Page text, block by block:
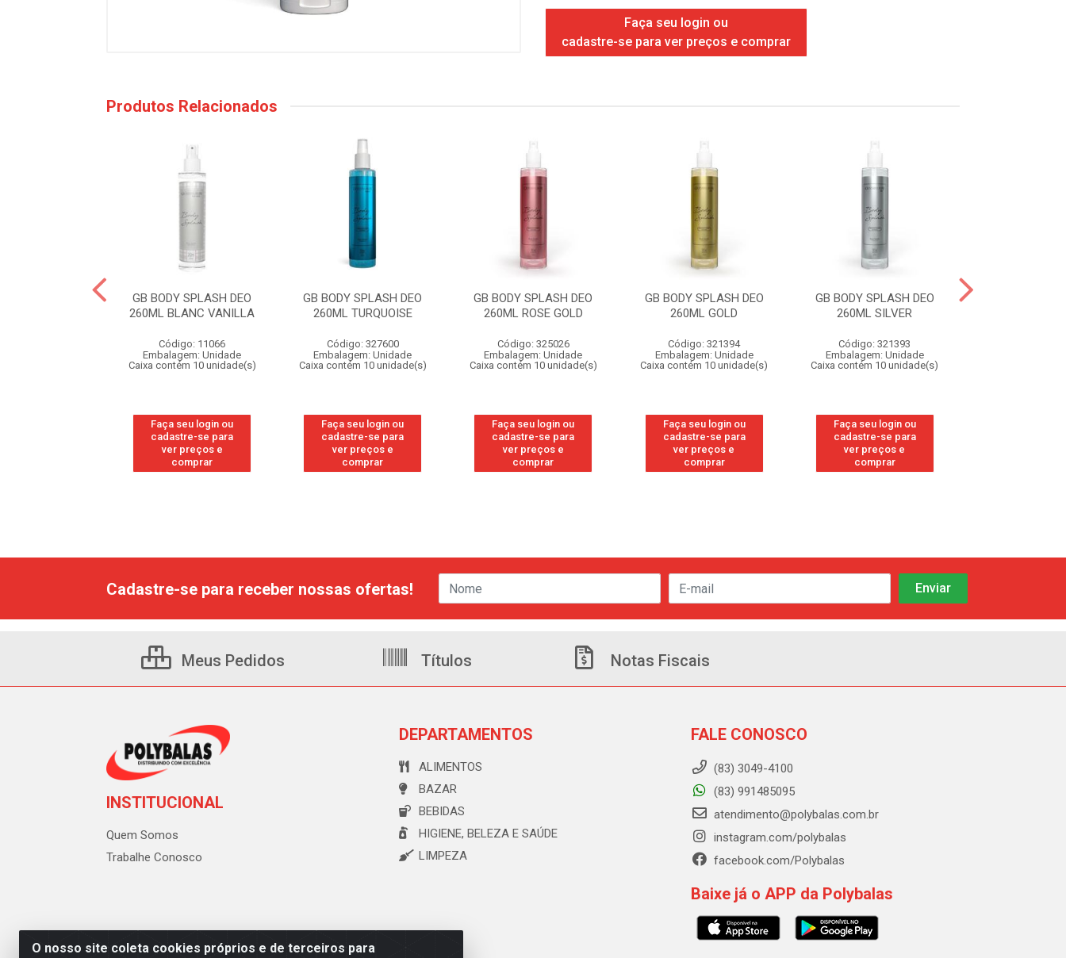
Faça seu login ou
cadastre-se para ver preços e comprar
Produtos Relacionados
GB BODY SPLASH DEO
260ML BLANC VANILLA
Código: 11066
Embalagem: Unidade
Caixa contém 10 unidade(s)
Faça seu login ou
cadastre-se para
ver preços e
comprar
GB BODY SPLASH DEO
260ML TURQUOISE
Código: 327600
Embalagem: Unidade
Caixa contém 10 unidade(s)
Faça seu login ou
cadastre-se para
ver preços e
comprar
GB BODY SPLASH DEO
260ML ROSE GOLD
Código: 325026
Embalagem: Unidade
Caixa contém 10 unidade(s)
Faça seu login ou
cadastre-se para
ver preços e
comprar
GB BODY SPLASH DEO
260ML GOLD
Código: 321394
Embalagem: Unidade
Caixa contém 10 unidade(s)
Faça seu login ou
cadastre-se para
ver preços e
comprar
GB BODY SPLASH DEO
260ML SILVER
Código: 321393
Embalagem: Unidade
Caixa contém 10 unidade(s)
Faça seu login ou
cadastre-se para
ver preços e
comprar
O nosso site coleta cookies próprios e de terceiros para
Cadastre-se para receber nossas ofertas!
Meus Pedidos Títulos Notas Fiscais
INSTITUCIONAL
Quem Somos
Trabalhe Conosco
DEPARTAMENTOS
ALIMENTOS
BAZAR
BEBIDAS
HIGIENE, BELEZA E SAÚDE
LIMPEZA
FALE CONOSCO
(83) 3049-4100
(83) 991485095
atendimento@polybalas.com.br
instagram.com/polybalas
facebook.com/Polybalas
Baixe já o APP da Polybalas